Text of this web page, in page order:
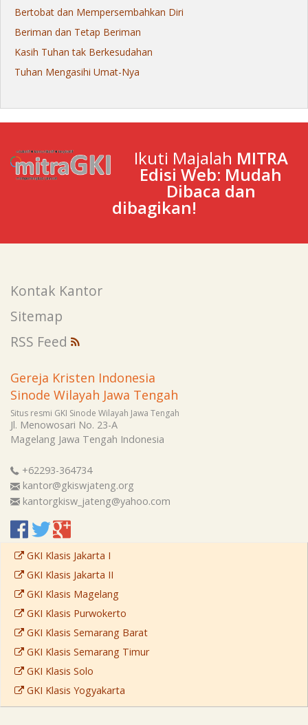
Bertobat dan Mempersembahkan Diri
Beriman dan Tetap Beriman
Kasih Tuhan tak Berkesudahan
Tuhan Mengasihi Umat-Nya
Ikuti Majalah MITRA
Edisi Web: Mudah
Dibaca dan
dibagikan!
Kontak Kantor
Sitemap
RSS Feed
Gereja Kristen Indonesia
Sinode Wilayah Jawa Tengah
Situs resmi GKI Sinode Wilayah Jawa Tengah
Jl. Menowosari No. 23-A
Magelang Jawa Tengah Indonesia
+62293-364734
kantor@gkiswjateng.org
kantorgkisw_jateng@yahoo.com
GKI Klasis Jakarta I
GKI Klasis Jakarta II
GKI Klasis Magelang
GKI Klasis Purwokerto
GKI Klasis Semarang Barat
GKI Klasis Semarang Timur
GKI Klasis Solo
GKI Klasis Yogyakarta